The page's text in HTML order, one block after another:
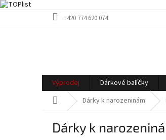
na
+420 774 620 074
Výprodej Dárkové balíčky
Domů Dárky k narozeninám
Dárky k